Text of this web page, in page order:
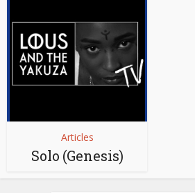
Articles
Solo (Genesis)